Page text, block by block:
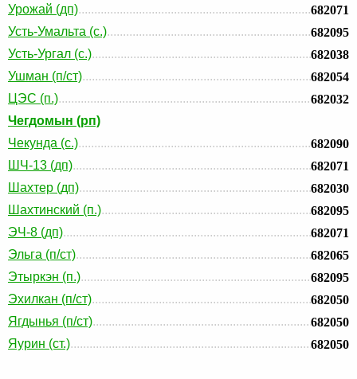
Урожай (дп)
682071
Усть-Умальта (с.)
682095
Усть-Ургал (с.)
682038
Ушман (п/ст)
682054
ЦЭС (п.)
682032
Чегдомын (рп)
Чекунда (с.)
682090
ШЧ-13 (дп)
682071
Шахтер (дп)
682030
Шахтинский (п.)
682095
ЭЧ-8 (дп)
682071
Эльга (п/ст)
682065
Этыркэн (п.)
682095
Эхилкан (п/ст)
682050
Ягдынья (п/ст)
682050
Яурин (ст.)
682050